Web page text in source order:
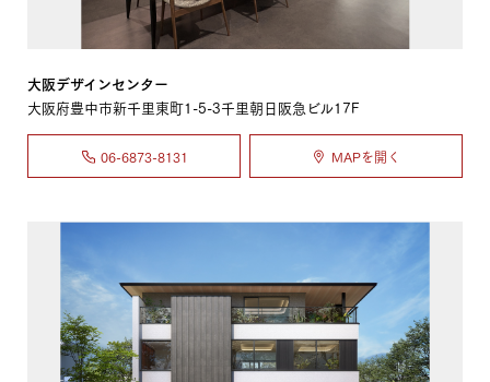
大阪デザインセンター
大阪府豊中市新千里東町1-5-3千里朝日阪急ビル17F
06-6873-8131 MAPを開く